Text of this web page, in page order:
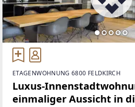
ETAGENWOHNUNG 6800 FELDKIRCH
Luxus-
einmaliger Aussicht in